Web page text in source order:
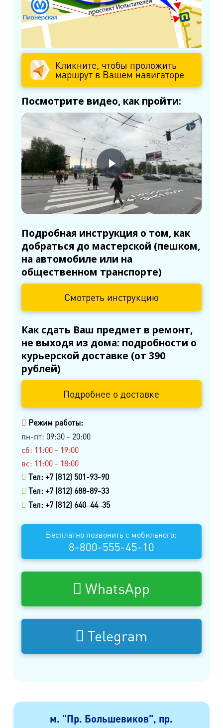
м. Пионерская
пр. Испытателей, д.11, к.1
м. Гражданский пр.
ул. Ушинского, д.25, к.1
м. Звёздная
ул. Звёздная, д.5, к.1 (вход с улицы)
м. Парк Победы, м. Московская
ул. Фрунзе, д.3
м. Пр. Большевиков
пр. Пятилеток, д.14, к.1
м. Выборгская
ул. Минеральная, д.13Ц
м. Ладожская
пр. Косыгина, д.28, к.1
м. Парк Победы
пр. Юрия Гагарина, д.15
м. Московская
пр. Московский, 212, Дом Советов, 1
этаж, кабинет 1130, вход у кафе Авантаж
м. Фрунзенская
ул. Киевская, д.32В
м. Купчино
ул. Ярослава Гашека, д.4, к.1
ст. ЖД Колпино, ул. Тверская, д.1/13
м. Удельная
пр. Энгельса, д.19
Промзона Мягловская, Всеволожский
муниципальный район, Ленинградская
область, ​Круговая улица, д. 47
м. Электросила
ул. Решетникова, д.3
Кликните, чтобы проложить
маршрут в Вашем навигаторе
Посмотрите видео, как пройти:
Подробная инструкция о том, как
добраться до мастерской (пешком,
на автомобиле или на
общественном транспорте)
Смотреть инструкцию
Как сдать Ваш предмет в ремонт,
не выходя из дома: подробности о
курьерской доставке (от 390
рублей)
Подробнее о доставке
Режим работы:
пн-пт: 09:30 - 20:00
сб: 11:00 - 19:00
вс: 11:00 - 18:00
Тел: +7 (812) 501-93-90
Тел: +7 (812) 688-89-33
Тел: +7 (812) 640‒44‒35
Бесплатно позвонить с мобильного:
8-800-555-45-10
WhatsApp
Telegram
м. "Пр. Большевиков", пр.